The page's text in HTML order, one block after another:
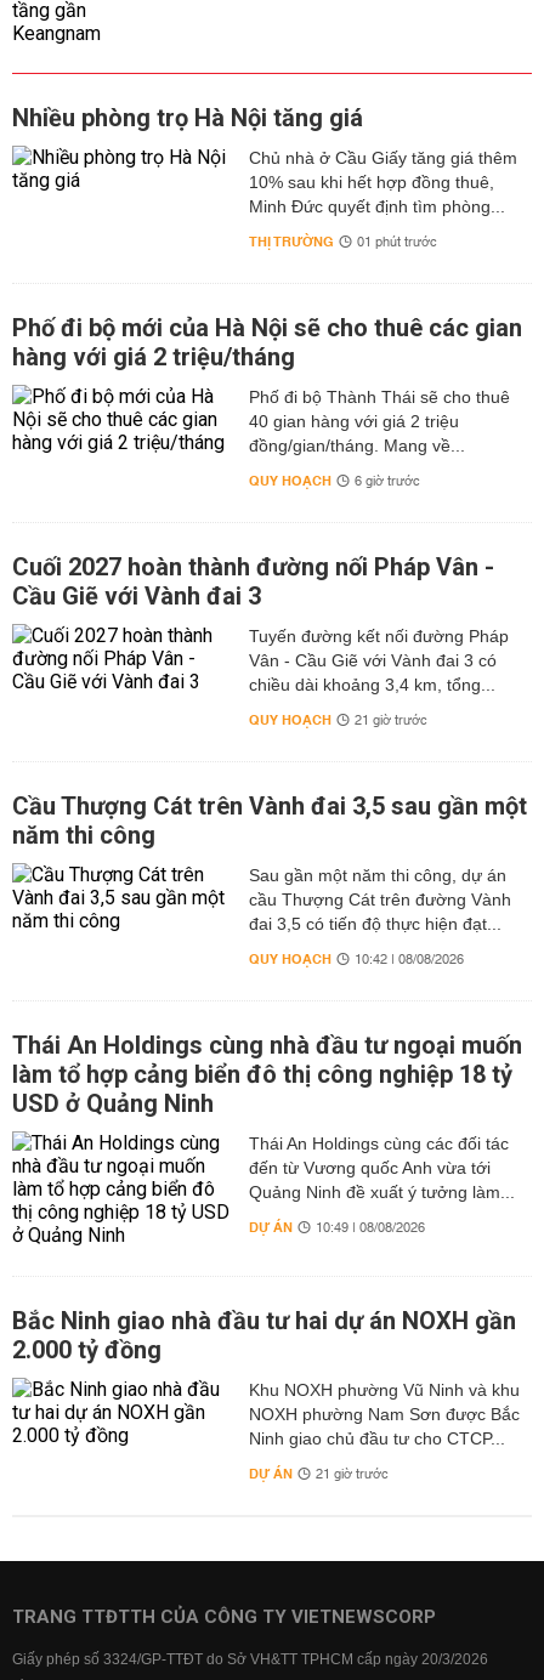
Nhiều phòng trọ Hà Nội tăng giá
Chủ nhà ở Cầu Giấy tăng giá thêm
10% sau khi hết hợp đồng thuê,
Minh Đức quyết định tìm phòng...
THỊ TRƯỜNG 01 phút trước
Phố đi bộ mới của Hà Nội sẽ cho thuê các gian
hàng với giá 2 triệu/tháng
Phố đi bộ Thành Thái sẽ cho thuê
40 gian hàng với giá 2 triệu
đồng/gian/tháng. Mang về...
QUY HOẠCH 6 giờ trước
Cuối 2027 hoàn thành đường nối Pháp Vân -
Cầu Giẽ với Vành đai 3
Tuyến đường kết nối đường Pháp
Vân - Cầu Giẽ với Vành đai 3 có
chiều dài khoảng 3,4 km, tổng...
QUY HOẠCH 21 giờ trước
Cầu Thượng Cát trên Vành đai 3,5 sau gần một
năm thi công
Sau gần một năm thi công, dự án
cầu Thượng Cát trên đường Vành
đai 3,5 có tiến độ thực hiện đạt...
QUY HOẠCH 10:42 | 08/08/2026
Thái An Holdings cùng nhà đầu tư ngoại muốn
làm tổ hợp cảng biển đô thị công nghiệp 18 tỷ
USD ở Quảng Ninh
Thái An Holdings cùng các đối tác
đến từ Vương quốc Anh vừa tới
Quảng Ninh đề xuất ý tưởng làm...
DỰ ÁN 10:49 | 08/08/2026
Bắc Ninh giao nhà đầu tư hai dự án NOXH gần
2.000 tỷ đồng
Khu NOXH phường Vũ Ninh và khu
NOXH phường Nam Sơn được Bắc
Ninh giao chủ đầu tư cho CTCP...
DỰ ÁN 21 giờ trước
TRANG TTĐTTH CỦA CÔNG TY VIETNEWSCORP
Giấy phép số 3324/GP-TTĐT do Sở VH&TT TPHCM cấp ngày 20/3/2026